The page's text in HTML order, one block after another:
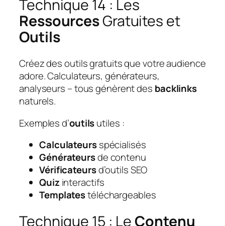
Technique 14 : Les
RessourcesGratuites et
Outils
Créez des outils gratuits que votre audience
adore. Calculateurs, générateurs,
analyseurs – tous génèrent des backlinks
naturels.
Exemples d’outilsutiles :
Calculateursspécialisés
Générateursde contenu
Vérificateursd’outils SEO
Quiz interactifs
Templatestéléchargeables
Technique 15 : LeContenu